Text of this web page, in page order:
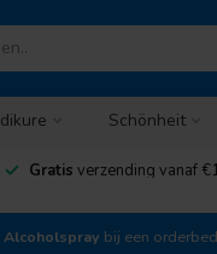
Schönheit
Gratis verzending vanaf
Alcoholspray bij een